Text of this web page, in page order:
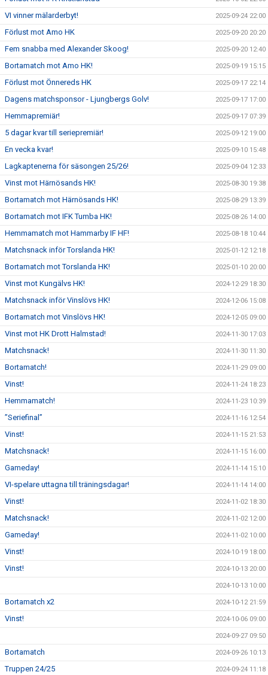
VI vinner mälarderbyt! 2025-09-24 22:00
Förlust mot Amo HK 2025-09-20 20:20
Fem snabba med Alexander Skoog! 2025-09-20 12:40
Bortamatch mot Amo HK! 2025-09-19 15:15
Förlust mot Önnereds HK 2025-09-17 22:14
Dagens matchsponsor - Ljungbergs Golv! 2025-09-17 17:00
Hemmapremiär! 2025-09-17 07:39
5 dagar kvar till seriepremiär! 2025-09-12 19:00
En vecka kvar! 2025-09-10 15:48
Lagkaptenerna för säsongen 25/26! 2025-09-04 12:33
Vinst mot Härnösands HK! 2025-08-30 19:38
Bortamatch mot Härnösands HK! 2025-08-29 13:39
Bortamatch mot IFK Tumba HK! 2025-08-26 14:00
Hemmamatch mot Hammarby IF HF! 2025-08-18 10:44
Matchsnack inför Torslanda HK! 2025-01-12 12:18
Bortamatch mot Torslanda HK! 2025-01-10 20:00
Vinst mot Kungälvs HK! 2024-12-29 18:30
Matchsnack inför Vinslövs HK! 2024-12-06 15:08
Bortamatch mot Vinslövs HK! 2024-12-05 09:00
Vinst mot HK Drott Halmstad! 2024-11-30 17:03
Matchsnack! 2024-11-30 11:30
Bortamatch! 2024-11-29 09:00
Vinst! 2024-11-24 18:23
Hemmamatch! 2024-11-23 10:39
”Seriefinal” 2024-11-16 12:54
Vinst! 2024-11-15 21:53
Matchsnack! 2024-11-15 16:00
Gameday! 2024-11-14 15:10
VI-spelare uttagna till träningsdagar! 2024-11-14 14:00
Vinst! 2024-11-02 18:30
Matchsnack! 2024-11-02 12:00
Gameday! 2024-11-02 10:00
Vinst! 2024-10-19 18:00
Vinst! 2024-10-13 20:00
2024-10-13 10:00
Bortamatch x2 2024-10-12 21:59
Vinst! 2024-10-06 09:00
2024-09-27 09:50
Bortamatch 2024-09-26 10:13
Truppen 24/25 2024-09-24 11:18